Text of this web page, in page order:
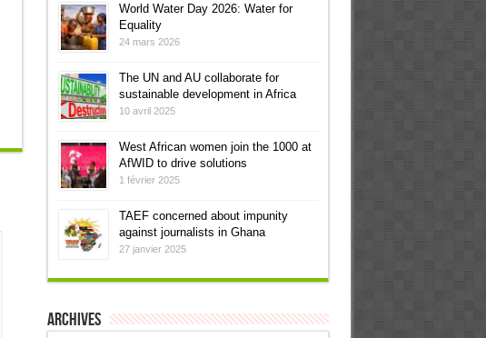
World Water Day 2026: Water for
Equality
24 mars 2026
The UN and AU collaborate for
sustainable development in Africa
10 avril 2025
West African women join the 1000 at
AfWID to drive solutions
1 février 2025
TAEF concerned about impunity
against journalists in Ghana
27 janvier 2025
Archives